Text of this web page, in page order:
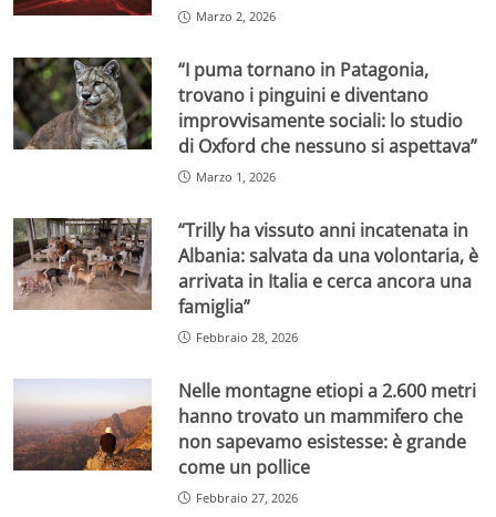
Marzo 2, 2026
“I puma tornano in Patagonia,
trovano i pinguini e diventano
improvvisamente sociali: lo studio
di Oxford che nessuno si aspettava”
Marzo 1, 2026
“Trilly ha vissuto anni incatenata in
Albania: salvata da una volontaria, è
arrivata in Italia e cerca ancora una
famiglia”
Febbraio 28, 2026
Nelle montagne etiopi a 2.600 metri
hanno trovato un mammifero che
non sapevamo esistesse: è grande
come un pollice
Febbraio 27, 2026